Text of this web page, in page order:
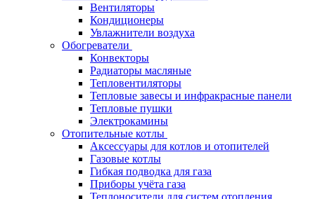
Вентиляторы
Кондиционеры
Увлажнители воздуха
Обогреватели
Конвекторы
Радиаторы масляные
Тепловентиляторы
Тепловые завесы и инфракрасные панели
Тепловые пушки
Электрокамины
Отопительные котлы
Аксессуары для котлов и отопителей
Газовые котлы
Гибкая подводка для газа
Приборы учёта газа
Теплоносители для систем отопления